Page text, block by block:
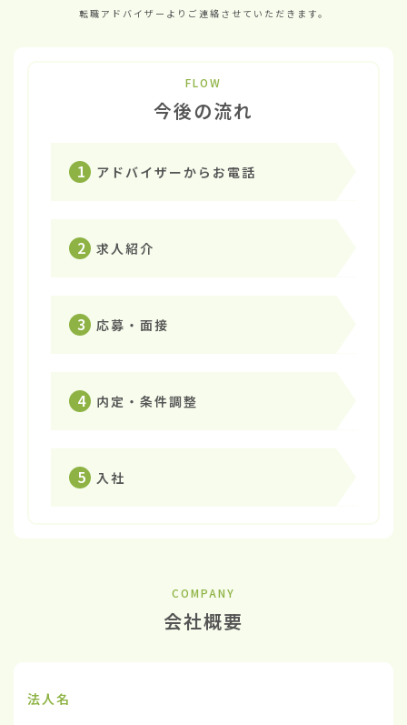
転職アドバイザーよりご連絡させていただきます。
FLOW
今後の流れ
1 アドバイザーからお電話
2 求人紹介
3 応募・面接
4 内定・条件調整
5 入社
COMPANY
会社概要
法人名